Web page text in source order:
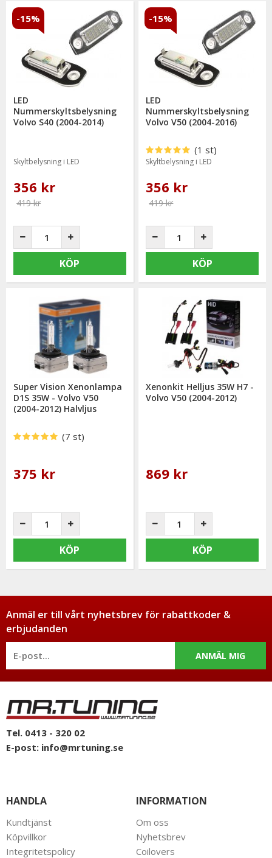
LED
Nummerskyltsbelysning
Volvo S40 (2004-2014)
Skyltbelysning i LED
356 kr
419 kr
-15%
KÖP
LED
Nummerskyltsbelysning
Volvo V50 (2004-2016)
(1 st)
Skyltbelysning i LED
356 kr
419 kr
-15%
KÖP
Super Vision Xenonlampa
D1S 35W - Volvo V50
(2004-2012) Halvljus
(7 st)
375 kr
KÖP
Xenonkit Helljus 35W H7 -
Volvo V50 (2004-2012)
869 kr
KÖP
Anmäl er till vårt nyhetsbrev för rabattkoder &
erbjudanden
ANMÄL MIG
Tel. 0413 - 320 02
E-post: info@mrtuning.se
HANDLA
Kundtjänst
Köpvillkor
Integritetspolicy
INFORMATION
Om oss
Nyhetsbrev
Coilovers